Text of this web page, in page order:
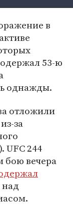
в
53-ю
однажды.
отложили
за
UFC 244
бою вечера